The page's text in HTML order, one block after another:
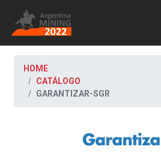
HOME
CATÁLOGO
GARANTIZAR-SGR